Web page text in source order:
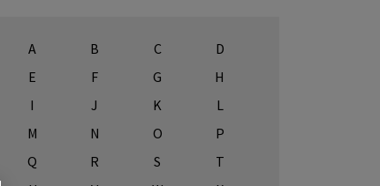
A B C
D
E
F G
H
I
J K
L
M
N O
P
Q
R S
T